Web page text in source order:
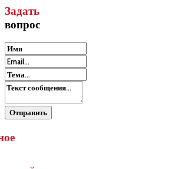
Задать
вопрос